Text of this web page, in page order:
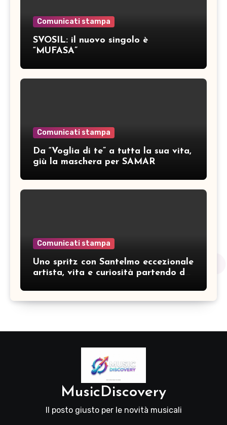
Comunicati stampa
SVOSIL: il nuovo singolo è
“MUFASA”
Comunicati stampa
Da “Voglia di te” a tutta la sua vita,
giù la maschera per SAMAR
Comunicati stampa
Uno spritz con Santelmo eccezionale
artista, vita e curiosità partendo da
MusicDiscovery
Il posto giusto per le novità musicali